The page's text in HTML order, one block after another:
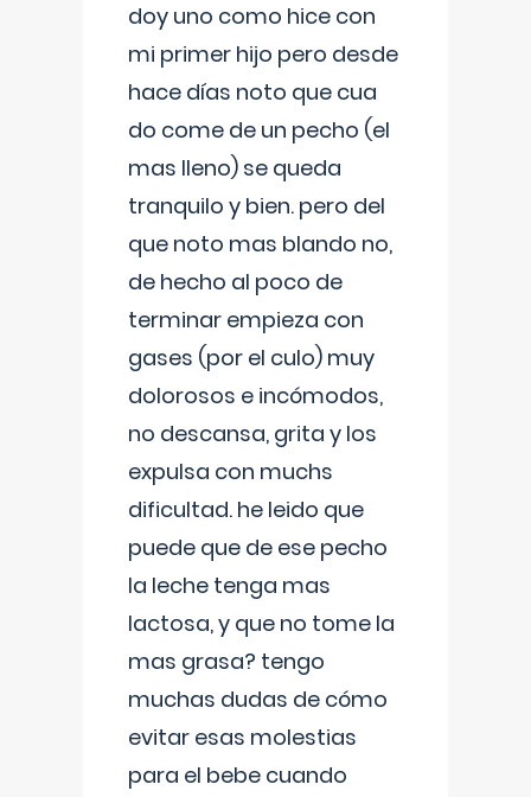
doy uno como hice con
mi primer hijo pero desde
hace días noto que cua
do come de un pecho (el
mas lleno) se queda
tranquilo y bien. pero del
que noto mas blando no,
de hecho al poco de
terminar empieza con
gases (por el culo) muy
dolorosos e incómodos,
no descansa, grita y los
expulsa con muchs
dificultad. he leido que
puede que de ese pecho
la leche tenga mas
lactosa, y que no tome la
mas grasa? tengo
muchas dudas de cómo
evitar esas molestias
para el bebe cuando